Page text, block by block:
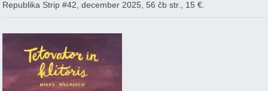
Republika Strip #42, december 2025, 56 čb str., 15 €.